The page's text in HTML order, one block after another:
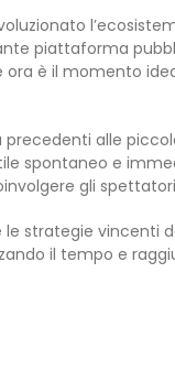
piattaforma
è il momento
alle
spontaneo e
gli
strategie vincenti
il tempo e